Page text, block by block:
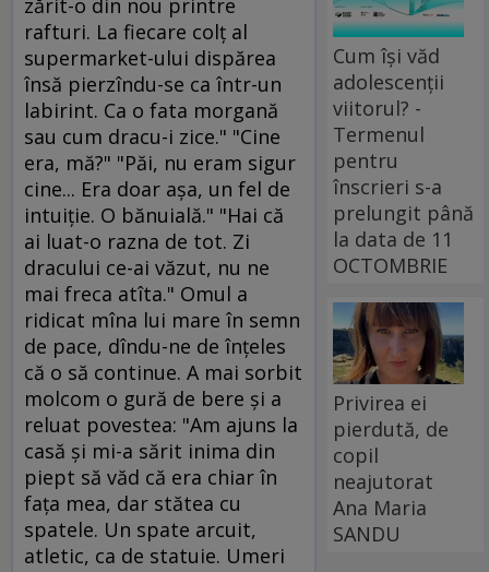
zărit-o din nou printre
rafturi. La fiecare colţ al
supermarket-ului dispărea
însă pierzîndu-se ca într-un
labirint. Ca o fata morgană
sau cum dracu-i zice." "Cine
era, mă?" "Păi, nu eram sigur
cine... Era doar aşa, un fel de
intuiţie. O bănuială." "Hai că
ai luat-o razna de tot. Zi
dracului ce-ai văzut, nu ne
mai freca atîta." Omul a
ridicat mîna lui mare în semn
de pace, dîndu-ne de înţeles
că o să continue. A mai sorbit
molcom o gură de bere şi a
reluat povestea: "Am ajuns la
casă şi mi-a sărit inima din
piept să văd că era chiar în
faţa mea, dar stătea cu
spatele. Un spate arcuit,
atletic, ca de statuie. Umeri
Cum își văd
adolescenții
viitorul? -
Termenul
pentru
înscrieri s-a
prelungit până
la data de 11
OCTOMBRIE
Privirea ei
pierdută, de
copil
neajutorat
Ana Maria
SANDU